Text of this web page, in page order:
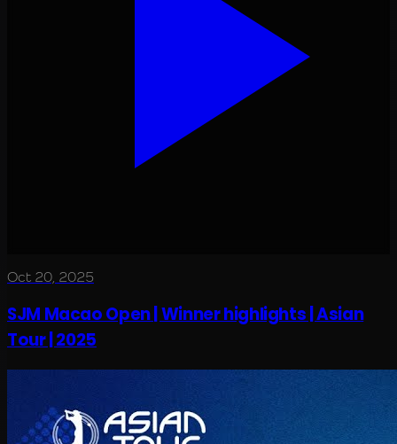
Oct 20, 2025
SJM Macao Open | Winner highlights | Asian
Tour | 2025